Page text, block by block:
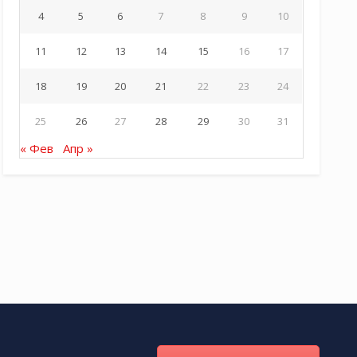
4 5 6 7 8 9 10
11 12 13 14 15 16 17
18 19 20 21 22 23 24
25 26 27 28 29 30 31
« Фев Апр »